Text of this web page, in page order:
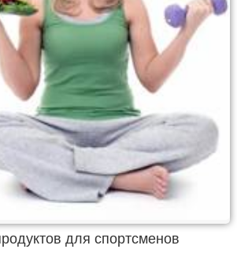
для спортсменов